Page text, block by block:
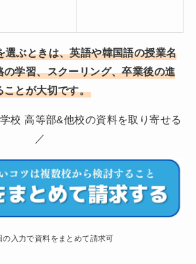
選ぶときは、英語や韓国語の授業名
学習、スクーリング、卒業後の進
ことが大切です。
校 高等部&他校の資料を取り寄せる
／
の入力で資料をまとめて請求可